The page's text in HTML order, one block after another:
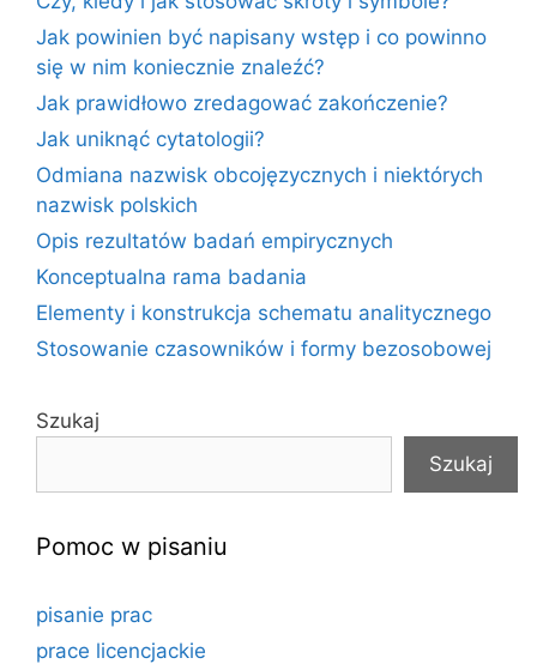
Jak powinien być napisany wstęp i co powinno
się w nim koniecznie znaleźć?
Jak prawidłowo zredagować zakończenie?
Jak uniknąć cytatologii?
Odmiana nazwisk obcojęzycznych i niektórych
nazwisk polskich
Opis rezultatów badań empirycznych
Konceptualna rama badania
Elementy i konstrukcja schematu analitycznego
Stosowanie czasowników i formy bezosobowej
Szukaj
Szukaj
Pomoc w pisaniu
pisanie prac
prace licencjackie